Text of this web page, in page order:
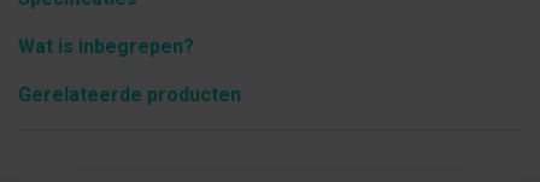
Wat is inbegrepen?
Gerelateerde producten